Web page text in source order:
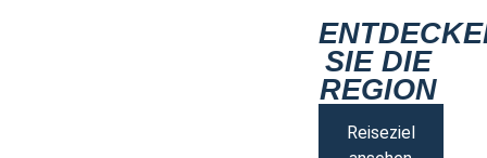
SIE DIE
REGION
Reiseziel